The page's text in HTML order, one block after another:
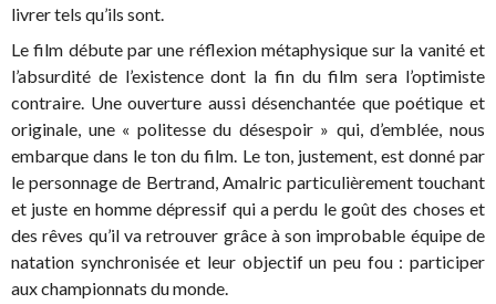
livrer tels qu’ils sont.
Le film débute par une réflexion métaphysique sur la vanité et
l’absurdité de l’existence dont la fin du film sera l’optimiste
contraire. Une ouverture aussi désenchantée que poétique et
originale, une « politesse du désespoir » qui, d’emblée, nous
embarque dans le ton du film. Le ton, justement, est donné par
le personnage de Bertrand, Amalric particulièrement touchant
et juste en homme dépressif qui a perdu le goût des choses et
des rêves qu’il va retrouver grâce à son improbable équipe de
natation synchronisée et leur objectif un peu fou : participer
aux championnats du monde.